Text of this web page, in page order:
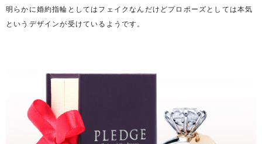
明らかに婚約指輪としてはフェイクなんだけどプロポーズとしては本気
というデザインが受けているようです。